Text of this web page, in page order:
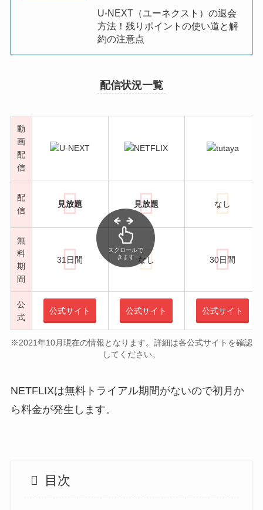
U-NEXT（ユーネクスト）の退会
方法！残りポイントの使い道と解
約の注意点
配信状況一覧
動
画
配
信
配
信
見放題 見放題 なし
無
料
期
間
31日間 なし 30日間
公
式
公式サイト 公式サイト 公式サイト
スクロールで
きます
※2021年10月現在の情報となります。詳細は各公式サイトを確認
してください。
NETFLIXは無料トライアル期間がないので初月か
ら料金が発生します。
目次